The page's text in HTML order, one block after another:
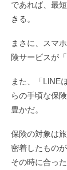
であれば、最
きる。
まさに、スマ
険サービスが
また、「LINE
らの手頃な保
豊かだ。
保険の対象は
密着したもの
その時に合っ